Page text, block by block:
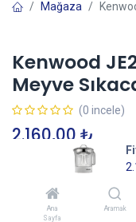
Ana
Sayfa
Aramak
Mağaza
Kenwood
Meyve
(0 incele)
2.160,00 ₺